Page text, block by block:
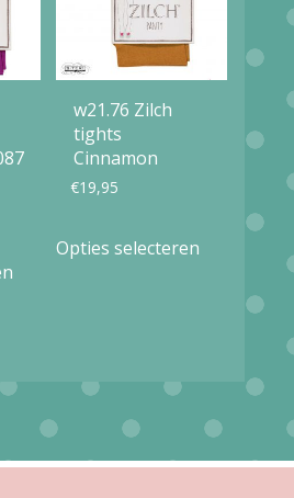
worden
op
variaties.
Deze
optie
w21.76 Zilch
tights
Cinnamon
€19,95
Opties selecteren
optie
kan